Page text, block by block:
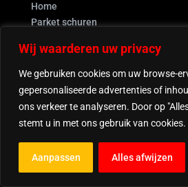
Wij waarderen uw privacy
We gebruiken cookies om uw browse-
gepersonaliseerde advertenties of
ons verkeer te analyseren. Door op
stemt u in met ons gebruik van cookies.
Aanpassen Alles afwijzen
Home
Parket schuren
Geleverd werk
Contact
Expertise